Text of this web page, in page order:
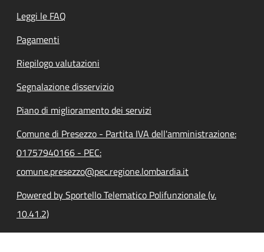
Leggi le FAQ
Pagamenti
Riepilogo valutazioni
Segnalazione disservizio
Piano di miglioramento dei servizi
Comune di Presezzo - Partita IVA dell'amministrazione:
01757940166 - PEC:
comune.presezzo@pec.regione.lombardia.it
Powered by Sportello Telematico Polifunzionale (v.
10.41.2)